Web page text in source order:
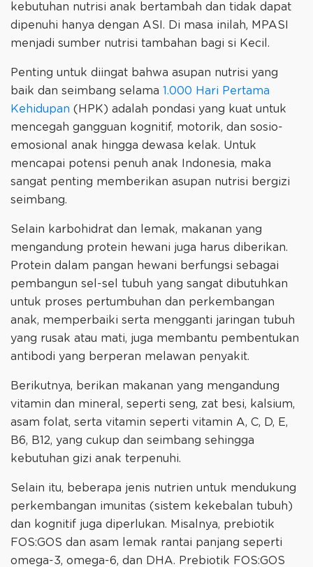
kebutuhan nutrisi anak bertambah dan tidak dapat
dipenuhi hanya dengan ASI. Di masa inilah, MPASI
menjadi sumber nutrisi tambahan bagi si Kecil.
Penting untuk diingat bahwa asupan nutrisi yang
baik dan seimbang selama 1.000 Hari Pertama
Kehidupan (HPK) adalah pondasi yang kuat untuk
mencegah gangguan kognitif, motorik, dan sosio-
emosional anak hingga dewasa kelak. Untuk
mencapai potensi penuh anak Indonesia, maka
sangat penting memberikan asupan nutrisi bergizi
seimbang.
Selain karbohidrat dan lemak, makanan yang
mengandung protein hewani juga harus diberikan.
Protein dalam pangan hewani berfungsi sebagai
pembangun sel-sel tubuh yang sangat dibutuhkan
untuk proses pertumbuhan dan perkembangan
anak, memperbaiki serta mengganti jaringan tubuh
yang rusak atau mati, juga membantu pembentukan
antibodi yang berperan melawan penyakit.
Berikutnya, berikan makanan yang mengandung
vitamin dan mineral, seperti seng, zat besi, kalsium,
asam folat, serta vitamin seperti vitamin A, C, D, E,
B6, B12, yang cukup dan seimbang sehingga
kebutuhan gizi anak terpenuhi.
Selain itu, beberapa jenis nutrien untuk mendukung
perkembangan imunitas (sistem kekebalan tubuh)
dan kognitif juga diperlukan. Misalnya, prebiotik
FOS:GOS dan asam lemak rantai panjang seperti
omega-3, omega-6, dan DHA. Prebiotik FOS:GOS